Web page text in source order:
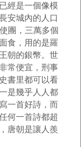
經是一個像模
安城內的人口
團，三萬多個
食，用的是羅
朝的銀幣。世
常便宜，刑事
書里都可以看
是幾乎人人都
一首好詩，而
何一首詩都超
唐朝是讓人羨